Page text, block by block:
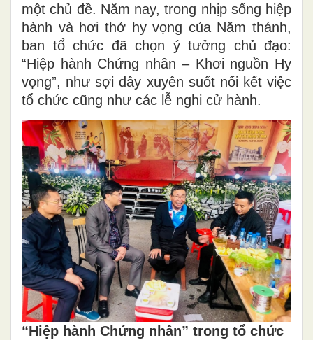
một chủ đề. Năm nay, trong nhịp sống hiệp
hành và hơi thở hy vọng của Năm thánh,
ban tổ chức đã chọn ý tưởng chủ đạo:
“Hiệp hành Chứng nhân – Khơi nguồn Hy
vọng”, như sợi dây xuyên suốt nối kết việc
tổ chức cũng như các lễ nghi cử hành.
“Hiệp hành Chứng nhân” trong tổ chức